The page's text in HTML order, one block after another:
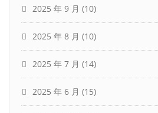
2025 年 9 月 (10)
2025 年 8 月 (10)
2025 年 7 月 (14)
2025 年 6 月 (15)